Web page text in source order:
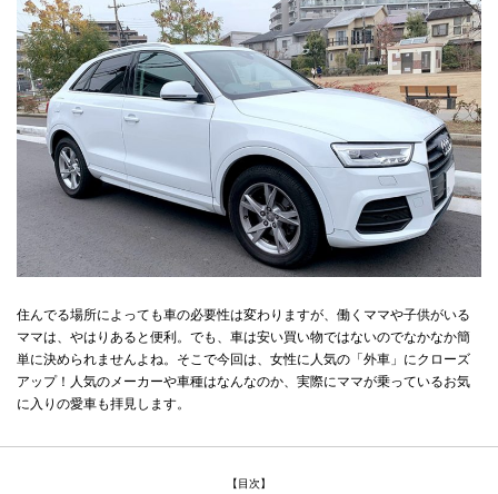
住んでる場所によっても車の必要性は変わりますが、働くママや子供がいる
ママは、やはりあると便利。でも、車は安い買い物ではないのでなかなか簡
単に決められませんよね。そこで今回は、女性に人気の「外車」にクローズ
アップ！人気のメーカーや車種はなんなのか、実際にママが乗っているお気
に入りの愛車も拝見します。
【目次】